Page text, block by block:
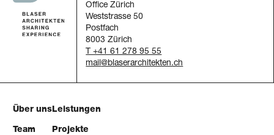
Office Zürich
Weststrasse 50
Postfach
8003 Zürich
T +41 61 278 95 55
mail
Über uns
Team
Leistungen
Projekte